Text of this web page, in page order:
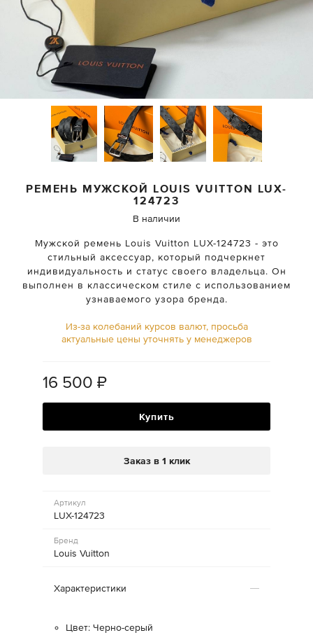
РЕМЕНЬ МУЖСКОЙ LOUIS VUITTON LUX-
124723
В наличии
Мужской ремень Louis Vuitton LUX-124723 - это
стильный аксессуар, который подчеркнет
индивидуальность и статус своего владельца. Он
выполнен в классическом стиле с использованием
узнаваемого узора бренда.
Из-за колебаний курсов валют, просьба
актуальные цены уточнять у менеджеров
16 500 ₽
Купить
Заказ в 1 клик
Артикул
LUX-124723
Бренд
Louis Vuitton
Характеристики
Цвет: Черно-серый